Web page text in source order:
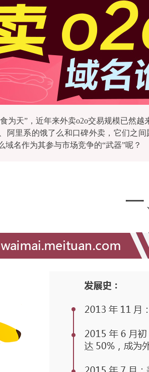
为天”，近年来外卖o2o交易规模已然
阿里系的饿了么和口碑外卖，它们之
域名作为其参与市场竞争的“武器”呢？